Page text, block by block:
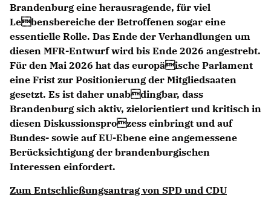
Brandenburg eine herausragende, für viel
Lebensbereiche der Betroffenen sogar eine
essentielle Rolle. Das Ende der Verhandlungen um
diesen MFR-Entwurf wird bis Ende 2026 angestrebt.
Für den Mai 2026 hat das europäische Parlament
eine Frist zur Positionierung der Mitgliedsaaten
gesetzt. Es ist daher unabdingbar, dass
Brandenburg sich aktiv, zielorientiert und kritisch in
diesen Diskussionsprozess einbringt und auf
Bundes- sowie auf EU-Ebene eine angemessene
Berücksichtigung der brandenburgischen
Interessen einfordert.
Zum Entschließungsantrag von SPD und CDU